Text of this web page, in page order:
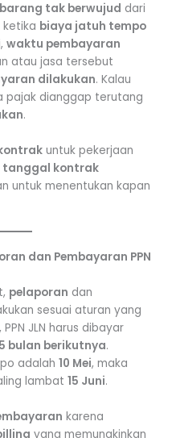
tak berwujud dari
ketika biaya jatuh tempo
waktu pembayaran
atau jasa tersebut
dilakukan. Kalau
pajak dianggap terutang
.
untuk pekerjaan
tanggal kontrak
untuk menentukan kapan
dan Pembayaran PPN
pelaporan dan
sesuai aturan yang
, PPN JLN harus dibayar
bulan berikutnya.
adalah 10 Mei, maka
lambat 15 Juni.
karena
yang memungkinkan